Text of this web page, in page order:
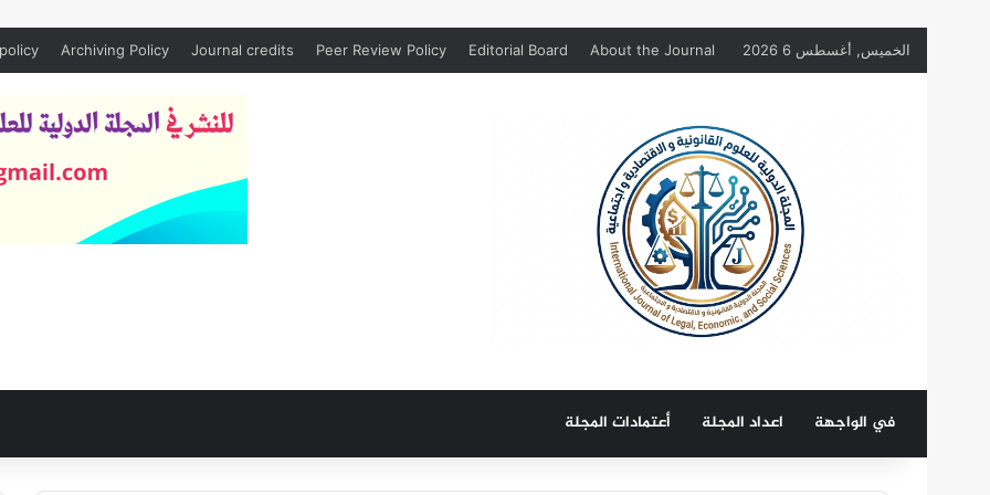
الخميس, أغسطس 6 2026 About the Journal
Editorial Board
Peer Review Policy
Journal credits
Archiving Policy
في الواجهة اعداد المجلة أعتمادات المجلة